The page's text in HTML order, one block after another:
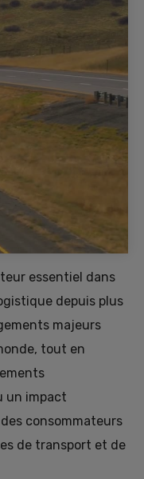
essentiel dans
depuis plus
majeurs
tout en
un impact
consommateurs
de transport et de